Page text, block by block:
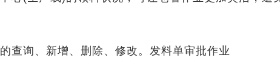
查询、新增、删除、修改。发料单审批作业